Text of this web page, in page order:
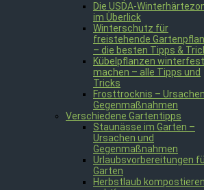
Die USDA-
im Überlick
Winterschutz für
freistehende
– die besten Tipps &
Kübelpflanzen winterfest
machen – alle Tipps und
Tricks
Frosttrocknis –
Gegenmaßnahmen
Verschiedene Gartentipps
Staunässe im Garten –
Ursachen und
Gegenmaßnahmen
Urlaubsvorbereitungen
Garten
Herbstlaub